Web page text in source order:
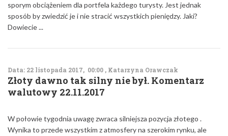
sporym obciążeniem dla portfela każdego turysty. Jest jednak
sposób by zwiedzić je i nie stracić wszystkich pieniędzy. Jaki?
Dowiecie ...
Data: 22 listopada 2017, 00:00 , Katarzyna Orawczak
Złoty dawno tak silny nie był. Komentarz
walutowy 22.11.2017
W połowie tygodnia uwagę zwraca silniejsza pozycja złotego .
Wynika to przede wszystkim z atmosfery na szerokim rynku, ale